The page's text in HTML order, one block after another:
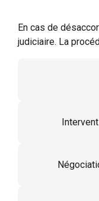
En cas de
judiciaire. La